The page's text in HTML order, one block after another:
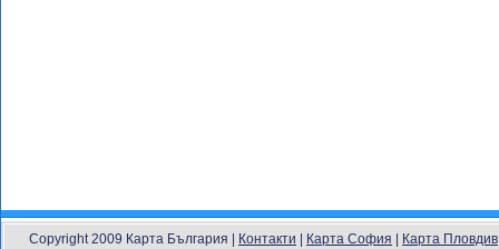
Copyright 2009 Карта България | Контакти Карта София Карта Пловдив